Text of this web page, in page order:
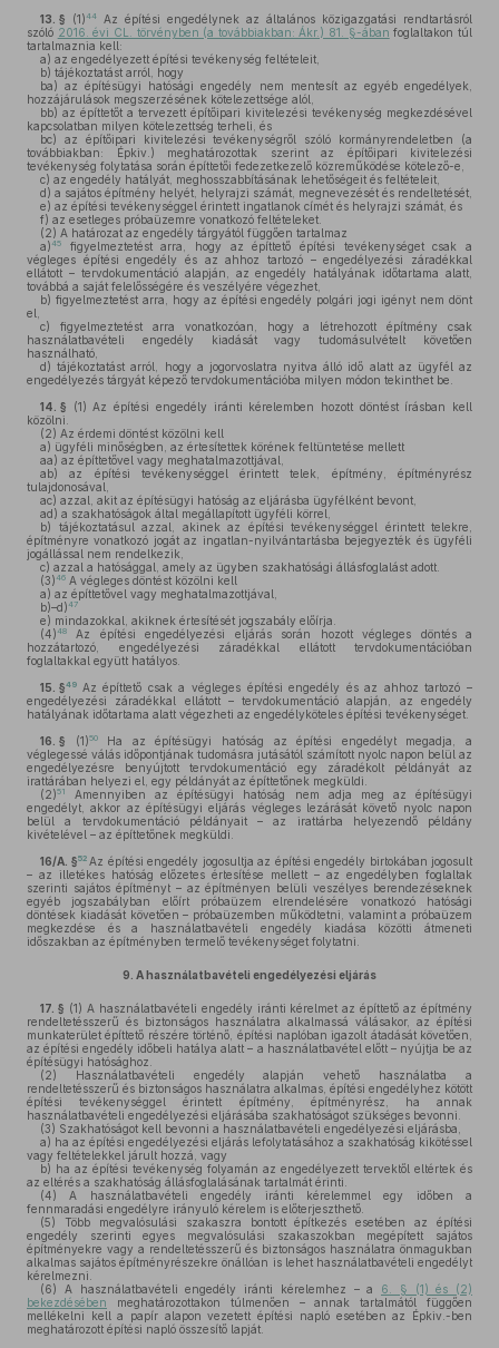
13. § (1)44
Az építési engedélynek az általános közigazgatási rendtartásról
szóló 2016. évi CL. törvényben (a továbbiakban: Ákr.) 81. §-ában foglaltakon túl
tartalmaznia kell:
a) az engedélyezett építési tevékenység feltételeit,
b) tájékoztatást arról, hogy
ba) az építésügyi hatósági engedély nem mentesít az egyéb engedélyek,
hozzájárulások megszerzésének kötelezettsége alól,
bb) az építtetőt a tervezett építőipari kivitelezési tevékenység megkezdésével
kapcsolatban milyen kötelezettség terheli, és
bc) az építőipari kivitelezési tevékenységről szóló kormányrendeletben (a
továbbiakban: Épkiv.) meghatározottak szerint az építőipari kivitelezési
tevékenység folytatása során építtetői fedezetkezelő közreműködése kötelező-e,
c) az engedély hatályát, meghosszabbításának lehetőségeit és feltételeit,
d) a sajátos építmény helyét, helyrajzi számát, megnevezését és rendeltetését,
e) az építési tevékenységgel érintett ingatlanok címét és helyrajzi számát, és
f) az esetleges próbaüzemre vonatkozó feltételeket.
(2) A határozat az engedély tárgyától függően tartalmaz
a)45
figyelmeztetést arra, hogy az építtető építési tevékenységet csak a
végleges építési engedély és az ahhoz tartozó – engedélyezési záradékkal
ellátott – tervdokumentáció alapján, az engedély hatályának időtartama alatt,
továbbá a saját felelősségére és veszélyére végezhet,
b) figyelmeztetést arra, hogy az építési engedély polgári jogi igényt nem dönt
el,
c) figyelmeztetést arra vonatkozóan, hogy a létrehozott építmény csak
használatbavételi engedély kiadását vagy tudomásulvételt követően
használható,
d) tájékoztatást arról, hogy a jogorvoslatra nyitva álló idő alatt az ügyfél az
engedélyezés tárgyát képező tervdokumentációba milyen módon tekinthet be.
14. § (1) Az építési engedély iránti kérelemben hozott döntést írásban kell
közölni.
(2) Az érdemi döntést közölni kell
a) ügyféli minőségben, az értesítettek körének feltüntetése mellett
aa) az építtetővel vagy meghatalmazottjával,
ab) az építési tevékenységgel érintett telek, építmény, építményrész
tulajdonosával,
ac) azzal, akit az építésügyi hatóság az eljárásba ügyfélként bevont,
ad) a szakhatóságok által megállapított ügyféli körrel,
b) tájékoztatásul azzal, akinek az építési tevékenységgel érintett telekre,
építményre vonatkozó jogát az ingatlan-nyilvántartásba bejegyezték és ügyféli
jogállással nem rendelkezik,
c) azzal a hatósággal, amely az ügyben szakhatósági állásfoglalást adott.
(3)46 A végleges döntést közölni kell
a) az építtetővel vagy meghatalmazottjával,
b)–d)47
e) mindazokkal, akiknek értesítését jogszabály előírja.
(4)48
Az építési engedélyezési eljárás során hozott végleges döntés a
hozzátartozó, engedélyezési záradékkal ellátott tervdokumentációban
foglaltakkal együtt hatályos.
15. §49 Az építtető csak a végleges építési engedély és az ahhoz tartozó –
engedélyezési záradékkal ellátott – tervdokumentáció alapján, az engedély
hatályának időtartama alatt végezheti az engedélyköteles építési tevékenységet.
16. § (1)50Ha az építésügyi hatóság az építési engedélyt megadja, a
véglegessé válás időpontjának tudomásra jutásától számított nyolc napon belül az
engedélyezésre benyújtott tervdokumentáció egy záradékolt példányát az
irattárában helyezi el, egy példányát az építtetőnek megküldi.
(2)51
Amennyiben az építésügyi hatóság nem adja meg az építésügyi
engedélyt, akkor az építésügyi eljárás végleges lezárását követő nyolc napon
belül a tervdokumentáció példányait – az irattárba helyezendő példány
kivételével – az építtetőnek megküldi.
16/A. §52 Az építési engedély jogosultja az építési engedély birtokában jogosult
– az illetékes hatóság előzetes értesítése mellett – az engedélyben foglaltak
szerinti sajátos építményt – az építményen belüli veszélyes berendezéseknek
egyéb jogszabályban előírt próbaüzem elrendelésére vonatkozó hatósági
döntések kiadását követően – próbaüzemben működtetni, valamint a próbaüzem
megkezdése és a használatbavételi engedély kiadása közötti átmeneti
időszakban az építményben termelő tevékenységet folytatni.
9. A használatbavételi engedélyezési eljárás
17. § (1) A használatbavételi engedély iránti kérelmet az építtető az építmény
rendeltetésszerű és biztonságos használatra alkalmassá válásakor, az építési
munkaterület építtető részére történő, építési naplóban igazolt átadását követően,
az építési engedély időbeli hatálya alatt – a használatbavétel előtt – nyújtja be az
építésügyi hatósághoz.
(2) Használatbavételi engedély alapján vehető használatba a
rendeltetésszerű és biztonságos használatra alkalmas, építési engedélyhez kötött
építési tevékenységgel érintett építmény, építményrész, ha annak
használatbavételi engedélyezési eljárásába szakhatóságot szükséges bevonni.
(3) Szakhatóságot kell bevonni a használatbavételi engedélyezési eljárásba,
a) ha az építési engedélyezési eljárás lefolytatásához a szakhatóság kikötéssel
vagy feltételekkel járult hozzá, vagy
b) ha az építési tevékenység folyamán az engedélyezett tervektől eltértek és
az eltérés a szakhatóság állásfoglalásának tartalmát érinti.
(4) A használatbavételi engedély iránti kérelemmel egy időben a
fennmaradási engedélyre irányuló kérelem is előterjeszthető.
(5) Több megvalósulási szakaszra bontott építkezés esetében az építési
engedély szerinti egyes megvalósulási szakaszokban megépített sajátos
építményekre vagy a rendeltetésszerű és biztonságos használatra önmagukban
alkalmas sajátos építményrészekre önállóan is lehet használatbavételi engedélyt
kérelmezni.
(6) A használatbavételi engedély iránti kérelemhez – a 6. § (1) és (2)
bekezdésében meghatározottakon túlmenően – annak tartalmától függően
mellékelni kell a papír alapon vezetett építési napló esetében az Épkiv.-ben
meghatározott építési napló összesítő lapját.